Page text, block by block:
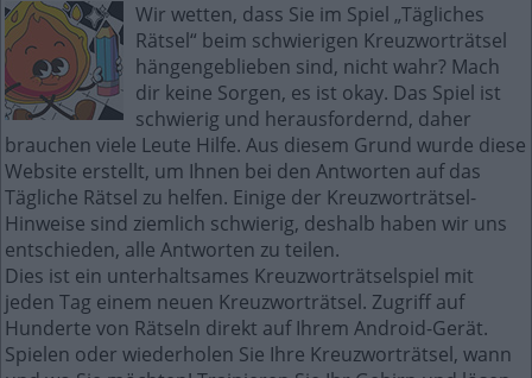
Wir wetten, dass Sie im Spiel „Tägliches
Rätsel“ beim schwierigen Kreuzworträtsel
hängengeblieben sind, nicht wahr? Mach
dir keine Sorgen, es ist okay. Das Spiel ist
schwierig und herausfordernd, daher
brauchen viele Leute Hilfe. Aus diesem Grund wurde diese
Website erstellt, um Ihnen bei den Antworten auf das
Tägliche Rätsel zu helfen. Einige der Kreuzworträtsel-
Hinweise sind ziemlich schwierig, deshalb haben wir uns
entschieden, alle Antworten zu teilen.
Dies ist ein unterhaltsames Kreuzworträtselspiel mit
jeden Tag einem neuen Kreuzworträtsel. Zugriff auf
Hunderte von Rätseln direkt auf Ihrem Android-Gerät.
Spielen oder wiederholen Sie Ihre Kreuzworträtsel, wann